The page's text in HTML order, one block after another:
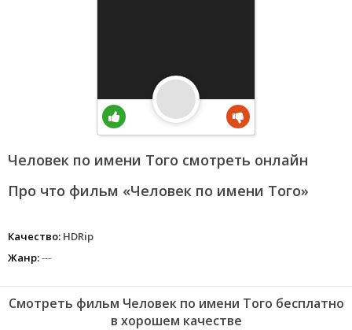
Человек по имени Того смотреть онлайн
Про что фильм «Человек по имени Того»
Качество: HDRip
Жанр:---
Смотреть фильм Человек по имени Того бесплатно
в хорошем качестве